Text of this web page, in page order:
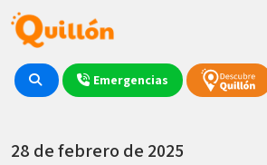
Emergencias
28 de febrero de 2025